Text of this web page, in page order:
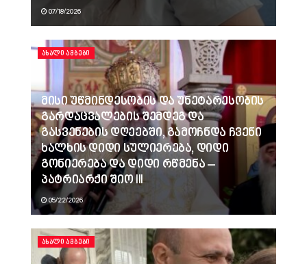
07/18/2026
ᲐᲮᲐᲚᲘ ᲐᲛᲑᲔᲑᲘ
მისი უწმინდესობის და უნეტარესობის
გარდაცვალების შემდეგ და
გასვენების დღეებში, გამოჩნდა ჩვენი
ხალხის დიდი სულიერება, დიდი
გონიერება და დიდი რწმენა –
პატრიარქი შიო III
05/22/2026
ᲐᲮᲐᲚᲘ ᲐᲛᲑᲔᲑᲘ